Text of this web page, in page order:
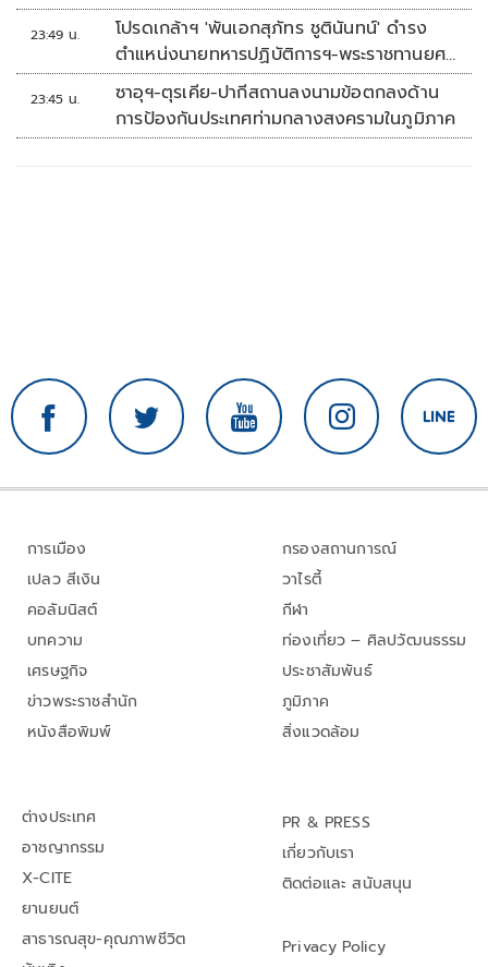
23:49 น.
โปรดเกล้าฯ 'พันเอกสุภัทร ชูตินันทน์' ดำรง
ตำแหน่งนายทหารปฏิบัติการฯ-พระราชทานยศ
'พลตรี'
23:45 น.
ซาอุฯ-ตุรเคีย-ปากีสถานลงนามข้อตกลงด้าน
การป้องกันประเทศท่ามกลางสงครามในภูมิภาค
การเมือง
เปลว สีเงิน
คอลัมนิสต์
บทความ
เศรษฐกิจ
ข่าวพระราชสำนัก
หนังสือพิมพ์
กรองสถานการณ์
วาไรตี้
กีฬา
ท่องเที่ยว – ศิลปวัฒนธรรม
ประชาสัมพันธ์
ภูมิภาค
สิ่งแวดล้อม
ต่างประเทศ
อาชญากรรม
X-CITE
ยานยนต์
สาธารณสุข-คุณภาพชีวิต
PR & PRESS
เกี่ยวกับเรา
ติดต่อและ สนับสนุน
Privacy Policy